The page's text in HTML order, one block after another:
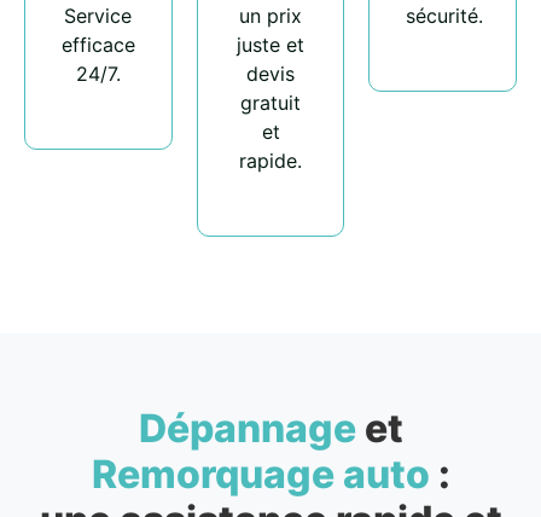
Service
efficace
24/7.
un prix
juste et
devis
gratuit
et
rapide.
sécurité.
Dépannageet
Remorquage auto :